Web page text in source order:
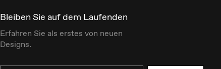
Bleiben Sie auf dem Laufenden
Erfahren Sie als erstes von neuen
Designs.